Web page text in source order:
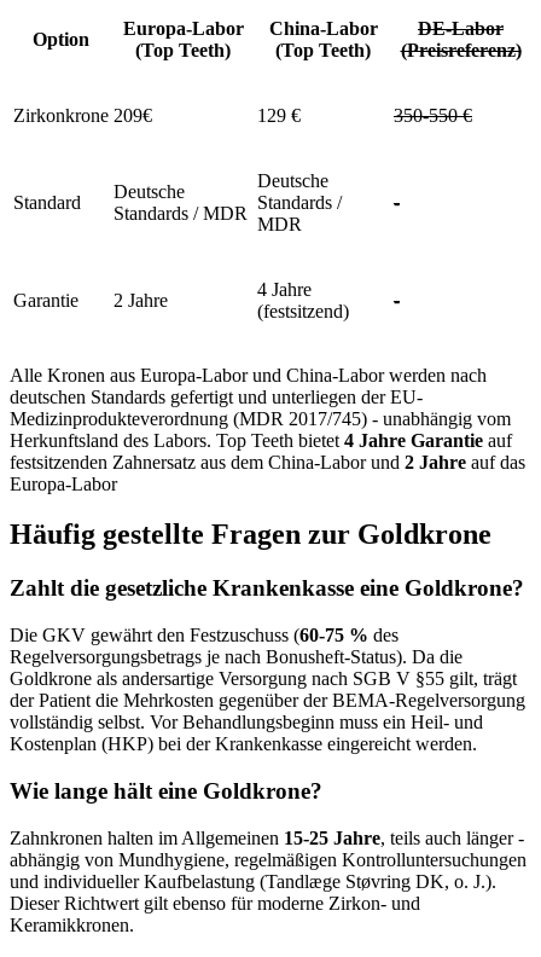
Option
Europa-Labor
(Top Teeth)
China-Labor
(Top Teeth)
DE-Labor
(Preisreferenz)
Zirkonkrone 209€ 129 € 350-550 €
Standard
Deutsche
Standards / MDR
Deutsche
Standards /
MDR
-
Garantie 2 Jahre
4 Jahre
(festsitzend)
-
Alle Kronen aus Europa-Labor und China-Labor werden nach
deutschen Standards gefertigt und unterliegen der EU-
Medizinprodukteverordnung (MDR 2017/745) - unabhängig vom
Herkunftsland des Labors. Top Teeth bietet 4 Jahre Garantie auf
festsitzenden Zahnersatz aus dem China-Labor und 2 Jahre auf das
Europa-Labor
Häufig gestellte Fragen zur Goldkrone
Zahlt die gesetzliche Krankenkasse eine Goldkrone?
Die GKV gewährt den Festzuschuss (60-75 % des
Regelversorgungsbetrags je nach Bonusheft-Status). Da die
Goldkrone als andersartige Versorgung nach SGB V §55 gilt, trägt
der Patient die Mehrkosten gegenüber der BEMA-Regelversorgung
vollständig selbst. Vor Behandlungsbeginn muss ein Heil- und
Kostenplan (HKP) bei der Krankenkasse eingereicht werden.
Wie lange hält eine Goldkrone?
Zahnkronen halten im Allgemeinen 15-25 Jahre, teils auch länger -
abhängig von Mundhygiene, regelmäßigen Kontrolluntersuchungen
und individueller Kaufbelastung (Tandlæge Støvring DK, o. J.).
Dieser Richtwert gilt ebenso für moderne Zirkon- und
Keramikkronen.